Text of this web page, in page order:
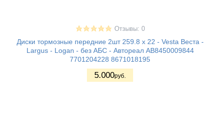
Отзывы: 0
Диски тормозные передние 2шт 259.8 x 22 - Vesta Веста -
Largus - Logan - без АБС - Автореал AB8450009844
7701204228 8671018195
5.000руб.